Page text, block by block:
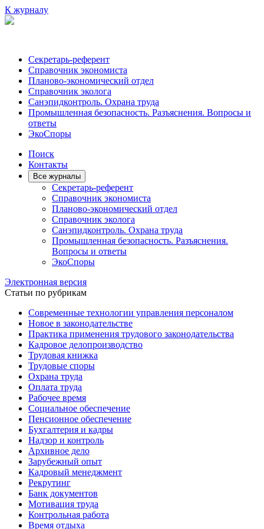
К журналу
Секретарь-референт
Справочник экономиста
Планово-экономический отдел
Справочник эколога
Санэпидконтроль. Охрана труда
Промышленная безопасность. Разъяснения. Вопросы и
ответы
ЭкоСпоры
Поиск
Контакты
Все журналы
Секретарь-референт
Справочник экономиста
Планово-экономический отдел
Справочник эколога
Санэпидконтроль. Охрана труда
Промышленная безопасность. Разъяснения.
Вопросы и ответы
ЭкоСпоры
Электронная версия
Статьи по рубрикам
Современные технологии управления персоналом
Новое в законодательстве
Практика применения трудового законодательства
Кадровое делопроизводство
Трудовая книжка
Трудовые споры
Охрана труда
Оплата труда
Рабочее время
Социальное обеспечение
Пенсионное обеспечение
Бухгалтерия и кадры
Надзор и контроль
Архивное дело
Зарубежный опыт
Кадровый менеджмент
Рекрутинг
Банк документов
Мотивация труда
Контрольная работа
Время отдыха